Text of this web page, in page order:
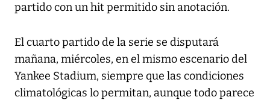
partido con un hit permitido sin anotación.
El cuarto partido de la serie se disputará
mañana, miércoles, en el mismo escenario del
Yankee Stadium, siempre que las condiciones
climatológicas lo permitan, aunque todo parece